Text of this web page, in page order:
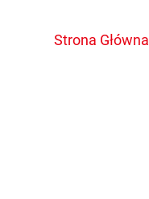
Strona Główna